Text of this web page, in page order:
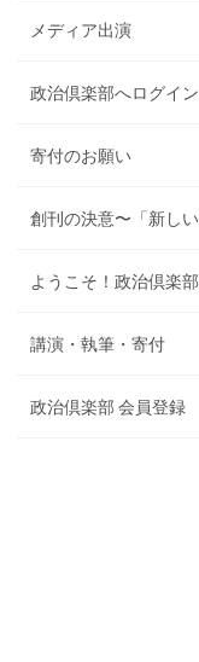
メディア出演
政治倶楽部へログイン
寄付のお願い
創刊の決意〜「新し
ようこそ！政治倶楽
講演・執筆・寄付
政治倶楽部 会員登録